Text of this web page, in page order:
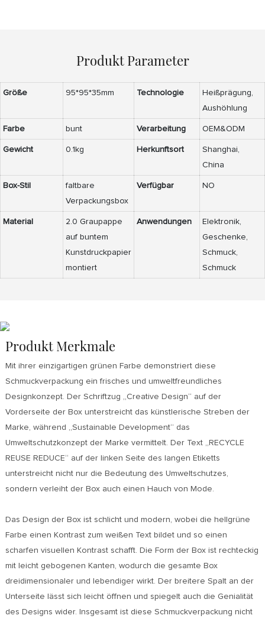
Produkt Parameter
Größe 95*95*35mm Technologie
Heißprägung,
Aushöhlung
Farbe bunt Verarbeitung OEM&ODM
Gewicht 0.1kg Herkunftsort
Shanghai,
China
Box-Stil
faltbare
Verpackungsbox
Verfügbar NO
Material
2.0 Graupappe
auf buntem
Kunstdruckpapier
montiert
Anwendungen
Elektronik,
Geschenke,
Schmuck,
Schmuck
Produkt Merkmale
Mit ihrer einzigartigen grünen Farbe demonstriert diese
Schmuckverpackung ein frisches und umweltfreundliches
Designkonzept. Der Schriftzug „Creative Design“ auf der
Vorderseite der Box unterstreicht das künstlerische Streben der
Marke, während „Sustainable Development“ das
Umweltschutzkonzept der Marke vermittelt. Der Text „RECYCLE
REUSE REDUCE“ auf der linken Seite des langen Etiketts
unterstreicht nicht nur die Bedeutung des Umweltschutzes,
sondern verleiht der Box auch einen Hauch von Mode.
Das Design der Box ist schlicht und modern, wobei die hellgrüne
Farbe einen Kontrast zum weißen Text bildet und so einen
scharfen visuellen Kontrast schafft. Die Form der Box ist rechteckig
mit leicht gebogenen Kanten, wodurch die gesamte Box
dreidimensionaler und lebendiger wirkt. Der breitere Spalt an der
Unterseite lässt sich leicht öffnen und spiegelt auch die Genialität
des Designs wider. Insgesamt ist diese Schmuckverpackung nicht